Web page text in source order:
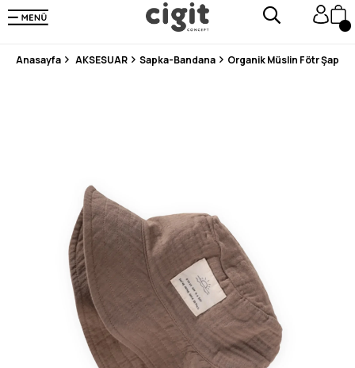
250.000'DEN FAZLA DEĞERLENDİRMEDE 5 ÜZERİNDEN 4.8 PUAN ALDI ⭐⭐⭐⭐⭐
3 MİLYONDAN FAZLA MUTLU MÜŞTERİ ❤️ 10 MİLYON ÜRÜN
Anasayfa AKSESUAR Sapka-Bandana Organik Müslin Fötr Şapka